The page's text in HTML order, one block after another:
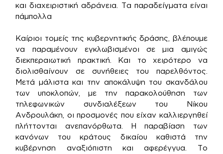
και διαχειριστική αδράνεια. Τα παραδείγματα είναι
πάμπολλα
Καίριοι τομείς της κυβερνητικής δράσης, βλέπουμε
να παραμένουν εγκλωβισμένοι σε μια αμιγώς
διεκπεραιωτική πρακτική. Και το χειρότερο να
διολισθαίνουν σε συνήθειες του παρελθόντος.
Μετά μάλιστα και την αποκάλυψη του σκανδάλου
των υποκλοπών, με την παρακολούθηση των
τηλεφωνικών συνδιαλέξεων του Νίκου
Ανδρουλάκη, οι προσμονές που είχαν καλλιεργηθεί
πλήττονται ανεπανόρθωτα. Η παραβίαση των
κανόνων του κράτους δικαίου καθιστά την
κυβέρνηση αναξιόπιστη και αφερέγγυα. Το